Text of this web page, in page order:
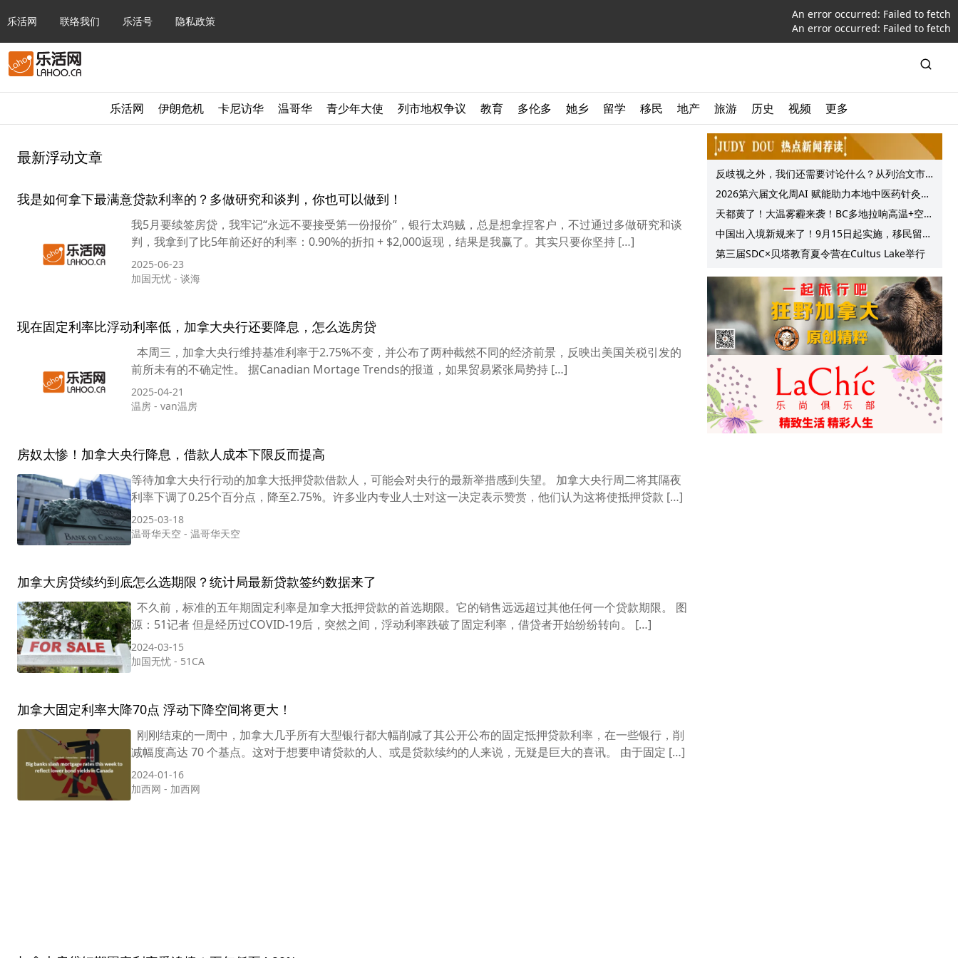
乐活网 联络我们 乐活号 隐私政策
An error occurred: Failed to fetch
An error occurred: Failed to fetch
乐活网 伊朗危机 卡尼访华 温哥华 青少年大使 列市地权争议 教育 多伦多 她乡 留学 移民 地产 旅游 历史 视频 更多
最新浮动文章
我是如何拿下最满意贷款利率的？多做研究和谈判，你也可以做到！
我5月要续签房贷，我牢记“永远不要接受第一份报价”，银行太鸡贼，总是想拿捏客户，不过通过多做研究和谈
判，我拿到了比5年前还好的利率：0.90%的折扣 + $2,000返现，结果是我赢了。其实只要你坚持 […]
2025-06-23
加国无忧 - 谈海
现在固定利率比浮动利率低，加拿大央行还要降息，怎么选房贷
本周三，加拿大央行维持基准利率于2.75%不变，并公布了两种截然不同的经济前景，反映出美国关税引发的
前所未有的不确定性。 据Canadian Mortage Trends的报道，如果贸易紧张局势持 […]
2025-04-21
温房 - van温房
房奴太惨！加拿大央行降息，借款人成本下限反而提高
等待加拿大央行行动的加拿大抵押贷款借款人，可能会对央行的最新举措感到失望。 加拿大央行周二将其隔夜
利率下调了0.25个百分点，降至2.75%。许多业内专业人士对这一决定表示赞赏，他们认为这将使抵押贷款 […]
2025-03-18
温哥华天空 - 温哥华天空
加拿大房贷续约到底怎么选期限？统计局最新贷款签约数据来了
不久前，标准的五年期固定利率是加拿大抵押贷款的首选期限。它的销售远远超过其他任何一个贷款期限。 图
源：51记者 但是经历过COVID-19后，突然之间，浮动利率跌破了固定利率，借贷者开始纷纷转向。 […]
2024-03-15
加国无忧 - 51CA
加拿大固定利率大降70点 浮动下降空间将更大！
刚刚结束的一周中，加拿大几乎所有大型银行都大幅削减了其公开公布的固定抵押贷款利率，在一些银行，削
减幅度高达 70 个基点。这对于想要申请贷款的人、或是贷款续约的人来说，无疑是巨大的喜讯。 由于固定 […]
2024-01-16
加西网 - 加西网
反歧视之外，我们还需要讨论什么？从列治文市
议会一项动议谈起
2026第六届文化周AI 赋能助力本地中医药针灸服
务提质升级
天都黄了！大温雾霾来袭！BC多地拉响高温+空气
质量预警 最高可达35°C！
中国出入境新规来了！9月15日起实施，移民留学
中介迎来最强监管！
第三届SDC×贝塔教育夏令营在Cultus Lake举行